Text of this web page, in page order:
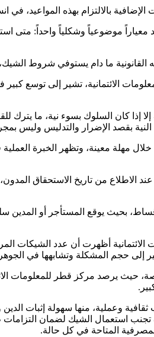
بالالتزام بهذه المواعيد،
معياراً موضوعياً وشكلياً واحداً: متى
ما دام يستوفي شروط
الائتمانية، تشير إلى توسع
كان السلوك بسوء نية، ما يترك
بقصد الإضرار والتدليس وليس
مهلة معينة، وتظهر الخبرة
الاطلاع من تاريخ الاستحقاق
بحيث يوقع المستأجر أو
حيث يرصد مركز قطر للمعلومات
وعملية، منها سهولة إثبات
تجنب استعمال الشيك لضمان
المتاحة في كل حالة.